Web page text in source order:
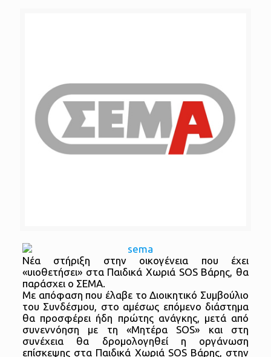
Νέα στήριξη στην οικογένεια που έχει
«υιοθετήσει» στα Παιδικά Χωριά SOS Βάρης, θα
παράσχει ο ΣΕΜΑ.
Με απόφαση που έλαβε το Διοικητικό Συμβούλιο
του Συνδέσμου, στο αμέσως επόμενο διάστημα
θα προσφέρει ήδη πρώτης ανάγκης, μετά από
συνεννόηση με τη «Μητέρα SOS» και στη
συνέχεια θα δρομολογηθεί η οργάνωση
επίσκεψης στα Παιδικά Χωριά SOS Βάρης, στην